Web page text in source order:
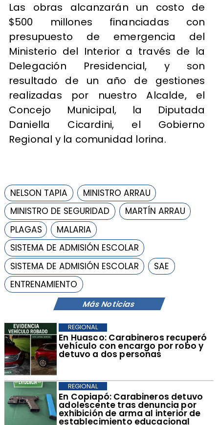
Más Noticias
​En Huasco: Carabineros recuperó
vehículo con encargo por robo y
detuvo a dos personas
REGIONAL
​En Copiapó: Carabineros detuvo
adolescente tras denuncia por
exhibición de arma al interior de
establecimiento educacional
REGIONAL
Las obras alcanzarán un costo de
$500 millones financiadas con
presupuesto de emergencia del
Ministerio del Interior a través de la
Delegación Presidencial, y son
resultado de un año de gestiones
realizadas por nuestro Alcalde, el
Concejo Municipal, la Diputada
Daniella Cicardini, el Gobierno
Regional y la comunidad lorina.
NELSON TAPIA
MINISTRO ARRAU
MINISTRO DE SEGURIDAD
MARTÍN ARRAU
PLAGAS
MALARIA
SISTEMA DE ADMISIÓN ESCOLAR
SISTEMA DE ADMISIÓN ESCOLAR
SAE
ENTRENAMIENTO